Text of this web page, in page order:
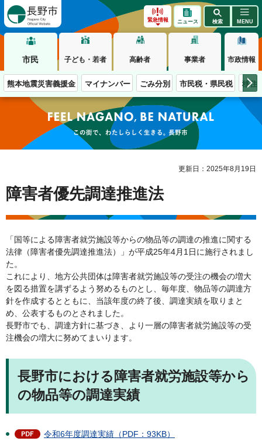
緊急情報 ニュース 検索 MENU
市民 子ども・若者 高齢者 事業者 市政情報
熊本地震災害義援金 マイナンバー ごみ分別 市民税・県民税 移住
この街で、わたしらしく生きる。長野市
更新日：2025年8月19日
障害者優先調達推進法
「国等による障害者就労施設等からの物品等の調達の推進に関する
法律（障害者優先調達推進法）」が平成25年4月1日に施行されまし
た。
これにより、地方公共団体は障害者就労施設等の受注の機会の増大
を図る措置を講ずるよう努めるものとし、毎年度、物品等の調達方
針を作成するとともに、当該年度の終了後、調達実績を取りまと
め、公表するものとされました。
長野市でも、調達方針に基づき、より一層の障害者就労施設等の受
注機会の増大に努めてまいります。
長野市における障害者就労施設等から
の物品等の調達実績
令和6年度調達実績（PDF：93KB）